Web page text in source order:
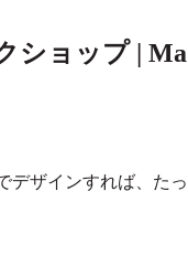
ショップ | Ma
デザインすれば、たっ